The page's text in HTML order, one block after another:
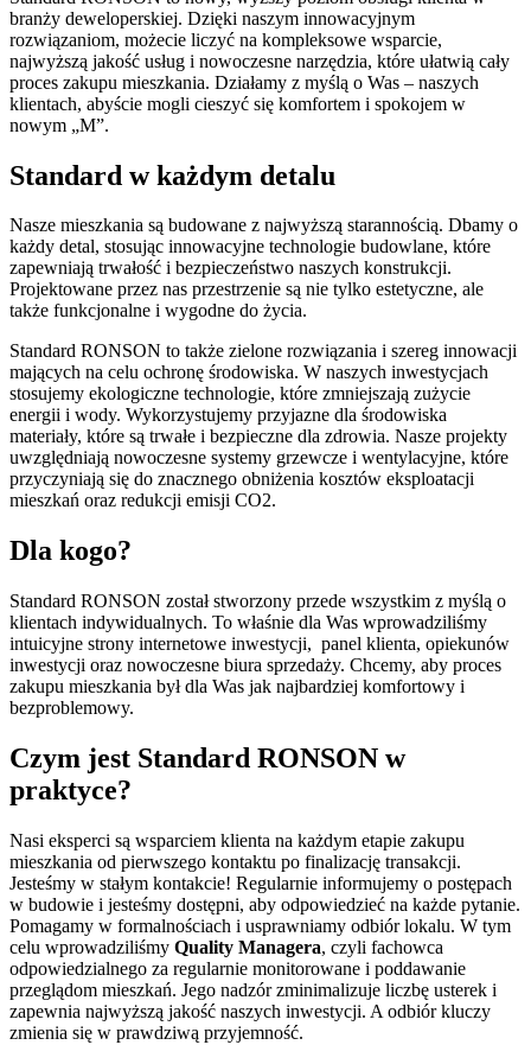
branży deweloperskiej. Dzięki naszym innowacyjnym
rozwiązaniom, możecie liczyć na kompleksowe wsparcie,
najwyższą jakość usług i nowoczesne narzędzia, które ułatwią cały
proces zakupu mieszkania. Działamy z myślą o Was – naszych
klientach, abyście mogli cieszyć się komfortem i spokojem w
nowym „M”.
Standard w każdym detalu
Nasze mieszkania są budowane z najwyższą starannością. Dbamy o
każdy detal, stosując innowacyjne technologie budowlane, które
zapewniają trwałość i bezpieczeństwo naszych konstrukcji.
Projektowane przez nas przestrzenie są nie tylko estetyczne, ale
także funkcjonalne i wygodne do życia.
Standard RONSON to także zielone rozwiązania i szereg innowacji
mających na celu ochronę środowiska. W naszych inwestycjach
stosujemy ekologiczne technologie, które zmniejszają zużycie
energii i wody. Wykorzystujemy przyjazne dla środowiska
materiały, które są trwałe i bezpieczne dla zdrowia. Nasze projekty
uwzględniają nowoczesne systemy grzewcze i wentylacyjne, które
przyczyniają się do znacznego obniżenia kosztów eksploatacji
mieszkań oraz redukcji emisji CO2.
Dla kogo?
Standard RONSON został stworzony przede wszystkim z myślą o
klientach indywidualnych. To właśnie dla Was wprowadziliśmy
intuicyjne strony internetowe inwestycji, panel klienta, opiekunów
inwestycji oraz nowoczesne biura sprzedaży. Chcemy, aby proces
zakupu mieszkania był dla Was jak najbardziej komfortowy i
bezproblemowy.
Czym jest Standard RONSON w
praktyce?
Nasi eksperci są wsparciem klienta na każdym etapie zakupu
mieszkania od pierwszego kontaktu po finalizację transakcji.
Jesteśmy w stałym kontakcie! Regularnie informujemy o postępach
w budowie i jesteśmy dostępni, aby odpowiedzieć na każde pytanie.
Pomagamy w formalnościach i usprawniamy odbiór lokalu. W tym
celu wprowadziliśmy Quality Managera, czyli fachowca
odpowiedzialnego za regularnie monitorowane i poddawanie
przeglądom mieszkań. Jego nadzór zminimalizuje liczbę usterek i
zapewnia najwyższą jakość naszych inwestycji. A odbiór kluczy
zmienia się w prawdziwą przyjemność.